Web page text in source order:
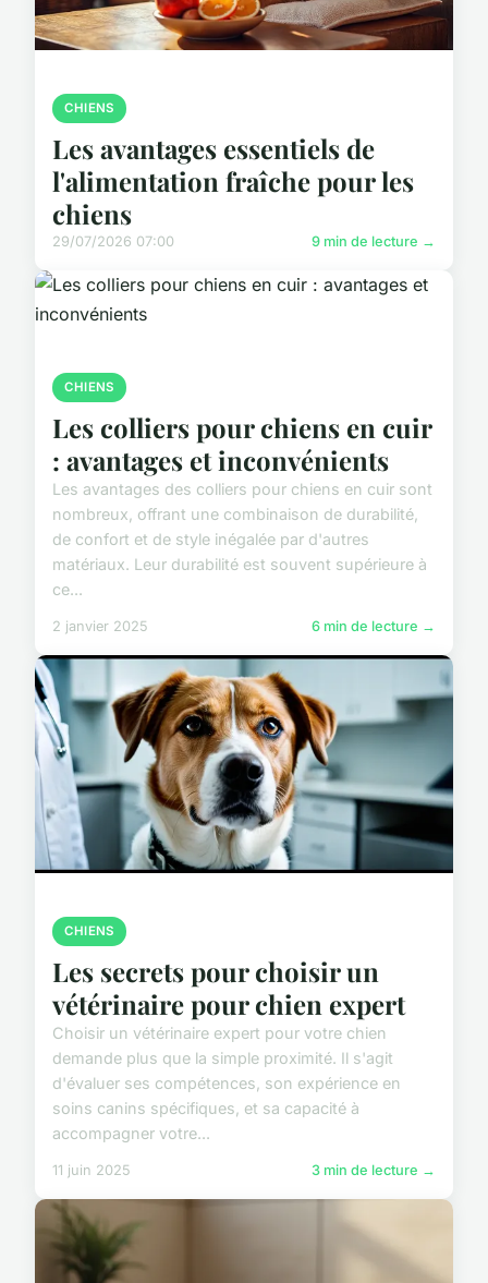
CHIENS
Les avantages essentiels de
l'alimentation fraîche pour les
chiens
29/07/2026 07:00 9 min de lecture →
CHIENS
Les colliers pour chiens en cuir
: avantages et inconvénients
Les avantages des colliers pour chiens en cuir sont
nombreux, offrant une combinaison de durabilité,
de confort et de style inégalée par d'autres
matériaux. Leur durabilité est souvent supérieure à
ce...
2 janvier 2025 6 min de lecture →
CHIENS
Les secrets pour choisir un
vétérinaire pour chien expert
Choisir un vétérinaire expert pour votre chien
demande plus que la simple proximité. Il s'agit
d'évaluer ses compétences, son expérience en
soins canins spécifiques, et sa capacité à
accompagner votre...
11 juin 2025 3 min de lecture →